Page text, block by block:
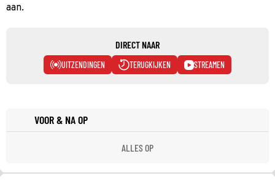
aan.
DIRECT NAAR
UITZENDINGEN TERUGKIJKEN STREAMEN
VOOR & NA OP
ALLES OP